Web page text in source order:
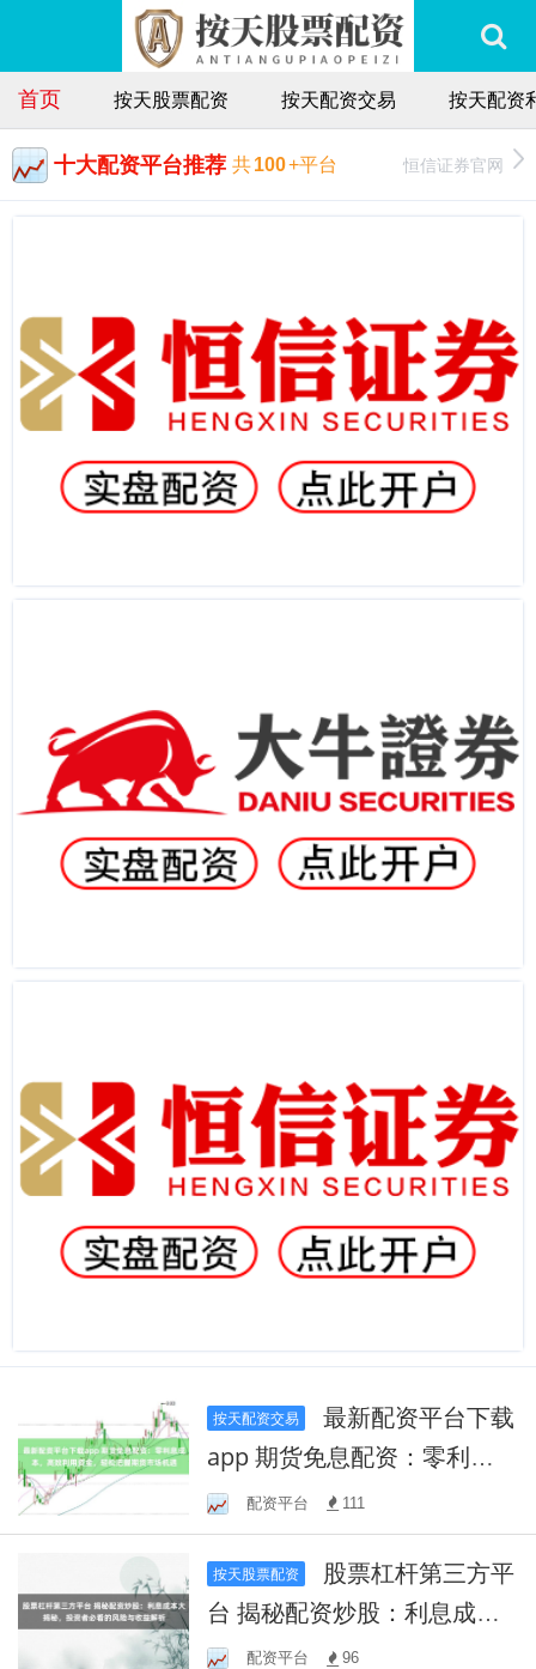
首页 按天股票配资 按天配资交易 按天配资
十大配资平台推荐 共100+平台 恒信证券官网
按天配资交易
最新配资平台下载
app 期货免息配资：零利息
成本，高效利用资金，轻松
把握期货市场机遇
配资平台 111
按天股票配资
台 揭秘配资炒股：利息成本
大揭秘，投资者必看的风险
配资平台 96